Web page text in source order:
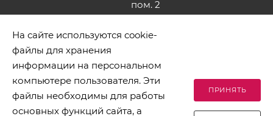
пом. 2
2026 © БЕЛБОГЕМИЯ (c). Оптовая торговля посудой и
хозяйственными товарами. Адрес: 220012, г. Минск, ул.
На сайте используются cookie-
файлы для хранения
информации на персональном
компьютере пользователя. Эти
файлы необходимы для работы
основных функций сайта, а
ПРИНЯТЬ